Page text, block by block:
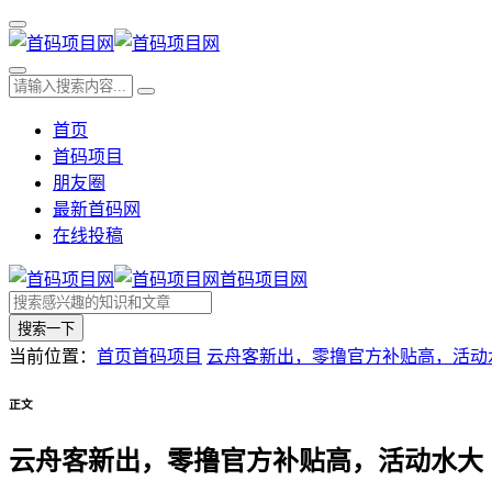
首页
首码项目
朋友圈
最新首码网
在线投稿
首码项目网
搜索一下
当前位置： 首页首码项目 云舟客新出，零撸官方补贴高，活动
正文
云舟客新出，零撸官方补贴高，活动水大